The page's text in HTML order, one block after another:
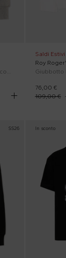
Felpa grigia per bambino con ali
Saldi Estivi
Roy
76,00 €
109,00 €
-
SS26 In sconto